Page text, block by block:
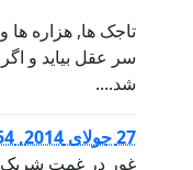
تاجک ها, هزاره ها
سر عقل بیاید و
شد....
27 جولای 2014, 21:54
غور در غمت